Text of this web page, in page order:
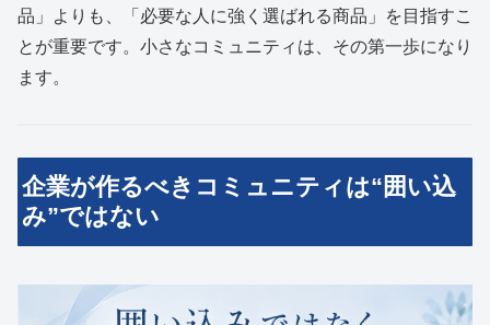
品」よりも、「必要な人に強く選ばれる商品」を目指すこ
とが重要です。小さなコミュニティは、その第一歩になり
ます。
企業が作るべきコミュニティは“囲い込
み”ではない